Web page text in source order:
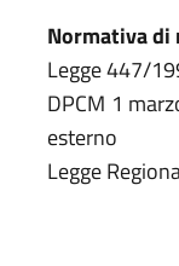
Normativa
Legge 447/
DPCM 1
esterno
Legge